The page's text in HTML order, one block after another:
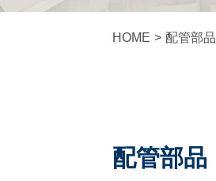
HOME > 配管部品
配管部品